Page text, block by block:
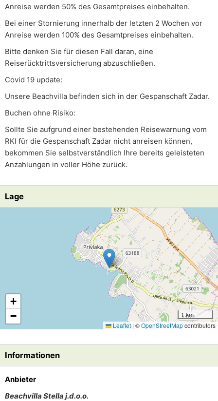
Anreise werden 50% des Gesamtpreises einbehalten.
Bei einer Stornierung innerhalb der letzten 2 Wochen vor
Anreise werden 100% des Gesamtpreises einbehalten.
Bitte denken Sie für diesen Fall daran, eine
Reiserücktrittsversicherung abzuschließen.
Covid 19 update:
Unsere Beachvilla befinden sich in der Gespanschaft Zadar.
Buchen ohne Risiko:
Sollte Sie aufgrund einer bestehenden Reisewarnung vom
RKI für die Gespanschaft Zadar nicht anreisen können,
bekommen Sie selbstverständlich Ihre bereits geleisteten
Anzahlungen in voller Höhe zurück.
Lage
+
−
1 km
Leaflet | ©OpenStreetMapcontributors
Informationen
Anbieter
Beachvilla Stella j.d.o.o.